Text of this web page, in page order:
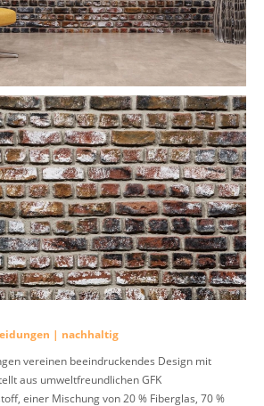
| nachhaltig
vereinen beeindruckendes Design mit
aus umweltfreundlichen GFK
einer Mischung von 20 % Fiberglas, 70 %